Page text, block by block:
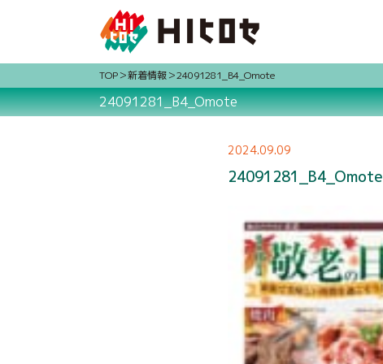
TOP 新着情報 24091281_B4_Omote
24091281_B4_Omote
2024.09.09
24091281_B4_Omote